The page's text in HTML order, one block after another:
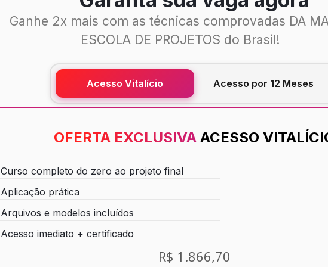
Ganhe 2x mais com as técnicas comprovadas DA
ESCOLA DE PROJETOS do Brasil!
Acesso Vitalício Acesso por 12 Meses
OFERTA EXCLUSIVA ACESSO
Curso completo do zero ao projeto final
Aplicação prática
Arquivos e modelos incluídos
Acesso imediato + certificado
R$ 1.866,70